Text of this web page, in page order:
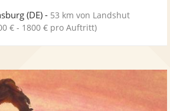
(DE) - 53 km von Landshut
€ - 1800 € pro Auftritt)